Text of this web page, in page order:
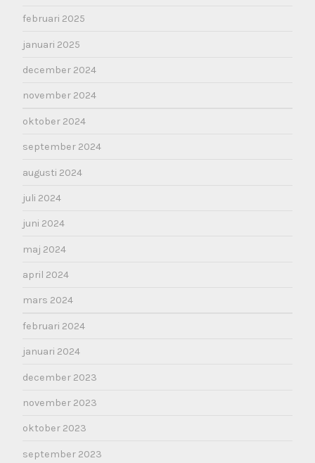
februari 2025
januari 2025
december 2024
november 2024
oktober 2024
september 2024
augusti 2024
juli 2024
juni 2024
maj 2024
april 2024
mars 2024
februari 2024
januari 2024
december 2023
november 2023
oktober 2023
september 2023